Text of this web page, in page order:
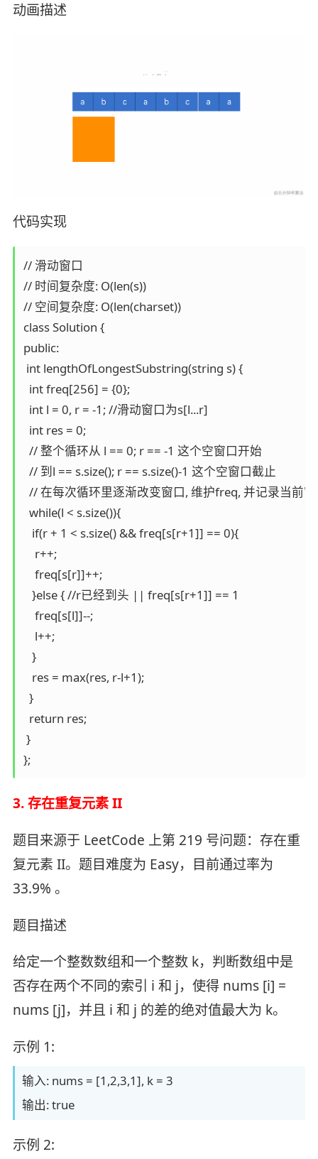
动画描述
代码实现
// 滑动窗口
// 时间复杂度: O(len(s))
// 空间复杂度: O(len(charset))
class Solution {
public:
int lengthOfLongestSubstring(string s) {
  int freq[256] = {0};
  int l = 0, r = -1; //滑动窗口为s[l...r]
  int res = 0;
  // 整个循环从 l == 0; r == -1 这个空窗口开始
  // 到l == s.size(); r == s.size()-1 这个空窗口截止
// 在每次循环里逐渐改变窗口, 维护freq, 并记录当
  while(l < s.size()){
   if(r + 1 < s.size() && freq[s[r+1]] == 0){
    r++;
    freq[s[r]]++;
   }else { //r已经到头 || freq[s[r+1]] == 1
    freq[s[l]]--;
    l++;
   }
   res = max(res, r-l+1);
  }
  return res;
}
};
3. 存在重复元素 II
题目来源于 LeetCode 上第 219 号问题：存在重
复元素 II。题目难度为 Easy，目前通过率为
33.9% 。
题目描述
给定一个整数数组和一个整数 k，判断数组中是
否存在两个不同的索引 i 和 j，使得 nums [i] =
nums [j]，并且 i 和 j 的差的绝对值最大为 k。
示例 1:
输入: nums = [1,2,3,1], k = 3
输出: true
示例 2: